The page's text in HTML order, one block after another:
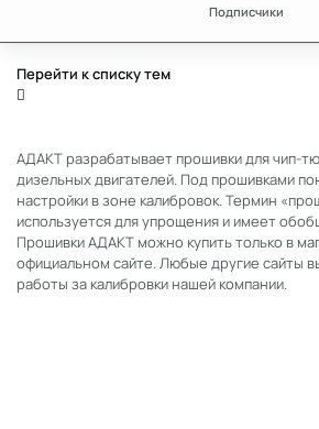
Подписчики
Перейти к списку тем
АДАКТ разрабатывает прошивки для чип-
дизельных двигателей. Под прошивками
настройки в зоне калибровок. Термин
используется для упрощения и имеет
Прошивки АДАКТ можно купить только в
официальном сайте. Любые другие сайты
работы за калибровки нашей компании.